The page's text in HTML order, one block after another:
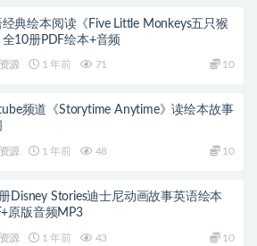
典绘本阅读《Five Little Monkeys五只猴
10册PDF绘本+音频
源 1 年前 71 10
频道《Storytime Anytime》读绘本故事
源 1 年前 48 10
Disney Stories迪士尼动画故事英语绘本
原版音频MP3
源 1 年前 43 10